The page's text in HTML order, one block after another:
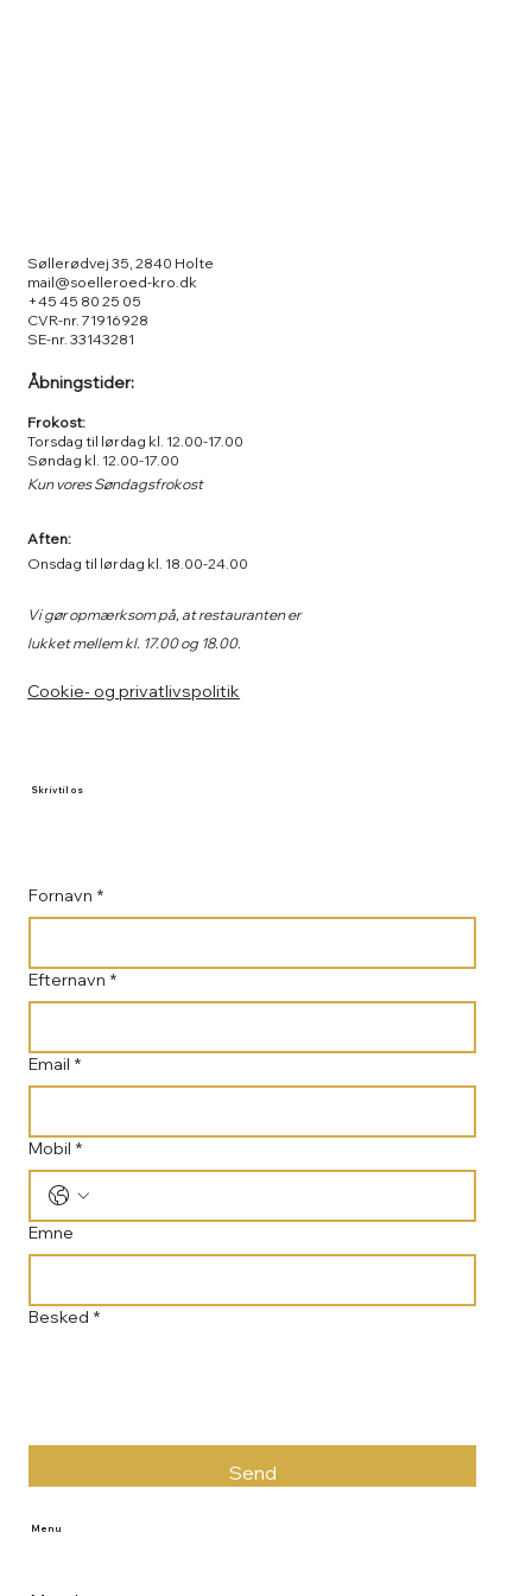
Søllerødvej 35, 2840 Holte
mail@soelleroed-kro.dk
+45 45 80 25 05
CVR-nr. 71916928
SE-nr. 33143281
Åbningstider:
Frokost:
Torsdag til lørdag kl. 12.00-17.00
Søndag kl. 12.00-17.00
Kun vores Søndagsfrokost
Aften:
Onsdag til lørdag kl. 18.00-24.00
Vi gør opmærksom på, at restauranten er
lukket mellem kl. 17.00 og 18.00.
Cookie- og privatlivspolitik
Menu
Fornavn *
Efternavn *
Email *
Mobil *
Emne
Besked *
Send
Skriv til os